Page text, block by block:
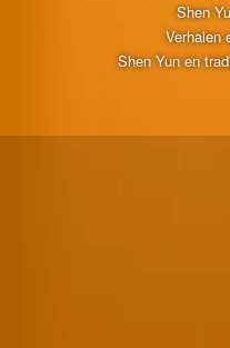
Shen
Verhalen
Shen Yun en